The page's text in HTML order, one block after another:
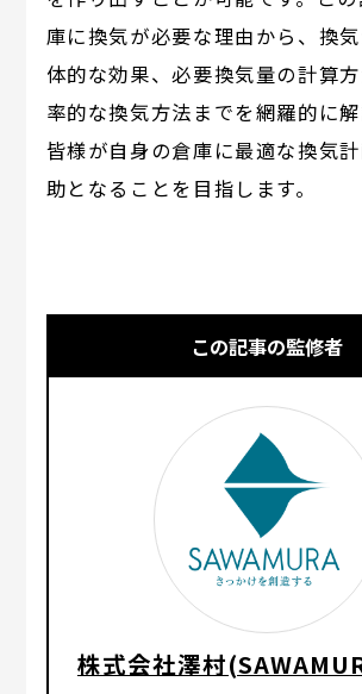
庫に換気が必要な理由から、換
体的な効果、必要換気量の計算
率的な換気方法までを網羅的に
皆様が自身の倉庫に最適な換気
助となることを目指します。
この記事の監修者
株式会社澤村